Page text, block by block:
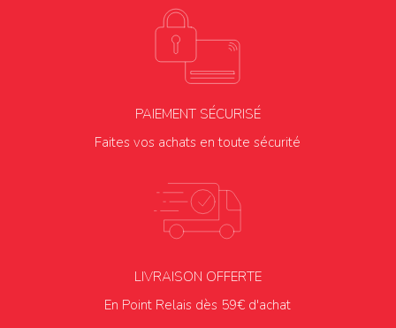
PAIEMENT SÉCURISÉ
Faites vos achats en toute sécurité
LIVRAISON OFFERTE
En Point Relais dès 59€ d'achat